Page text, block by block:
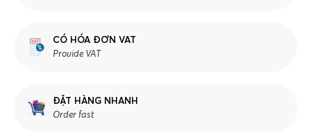
CÓ HÓA ĐƠN VAT
Provide VAT
ĐẶT HÀNG NHANH
Order fast